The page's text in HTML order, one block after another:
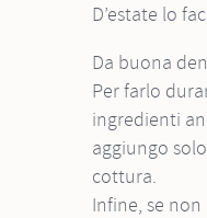
D’estate lo
Da buona
Per farlo
ingredienti
aggiungo
cottura.
Infine, se